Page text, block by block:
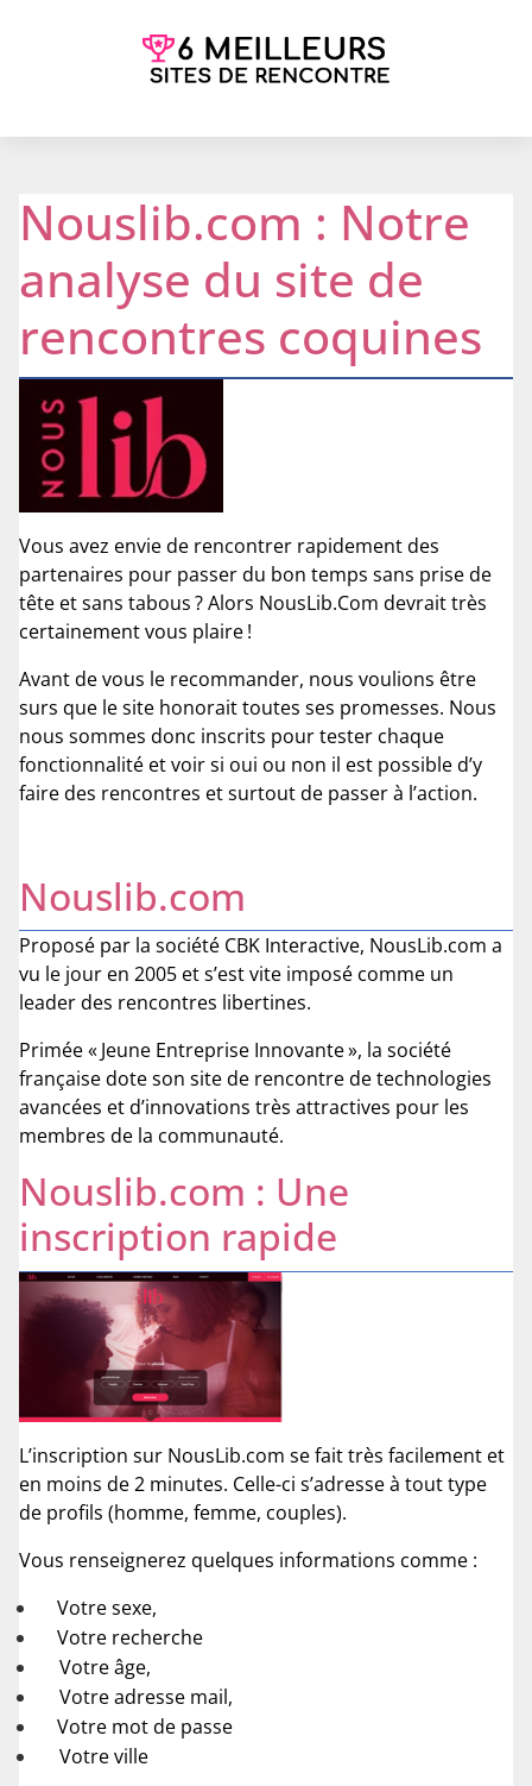
Nouslib.com : Notre
analyse du site de
rencontres coquines
Vous avez envie de rencontrer rapidement des
partenaires pour passer du bon temps sans prise de
tête et sans tabous ? Alors NousLib.Com devrait très
certainement vous plaire !
Avant de vous le recommander, nous voulions être
surs que le site honorait toutes ses promesses. Nous
nous sommes donc inscrits pour tester chaque
fonctionnalité et voir si oui ou non il est possible d’y
faire des rencontres et surtout de passer à l’action.
Nouslib.com
Proposé par la société CBK Interactive, NousLib.com a
vu le jour en 2005 et s’est vite imposé comme un
leader des rencontres libertines.
Primée « Jeune Entreprise Innovante », la société
française dote son site de rencontre de technologies
avancées et d’innovations très attractives pour les
membres de la communauté.
Nouslib.com : Une
inscription rapide
L’inscription sur NousLib.com se fait très facilement et
en moins de 2 minutes. Celle-ci s’adresse à tout type
de profils (homme, femme, couples).
Vous renseignerez quelques informations comme :
Votre sexe,
Votre recherche
Votre âge,
Votre adresse mail,
Votre mot de passe
Votre ville